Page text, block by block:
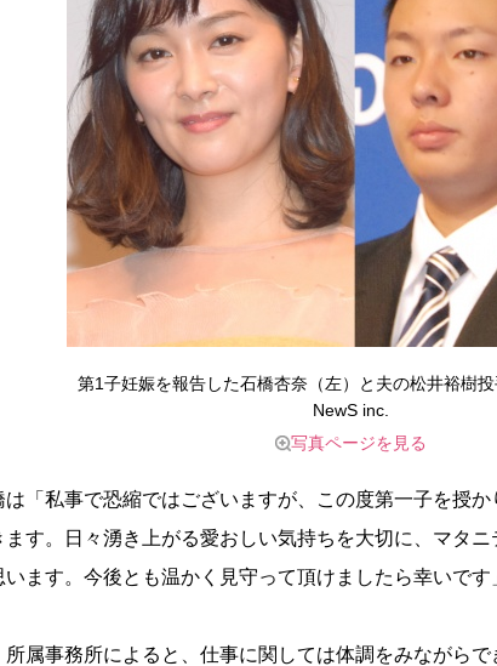
第1子妊娠を報告した石橋杏奈（左）と夫の松井裕樹
NewS inc.
写真ページを見る
「私事で恐縮ではございますが、この度第一子を授か
ます。日々湧き上がる愛おしい気持ちを大切に、マタ
います。今後とも温かく見守って頂けましたら幸いです
所属事務所によると、仕事に関しては体調をみながら